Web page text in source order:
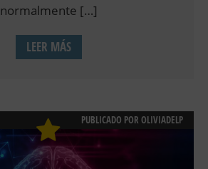
normalmente […]
LEER MÁS
PUBLICADO POR OLIVIADELP